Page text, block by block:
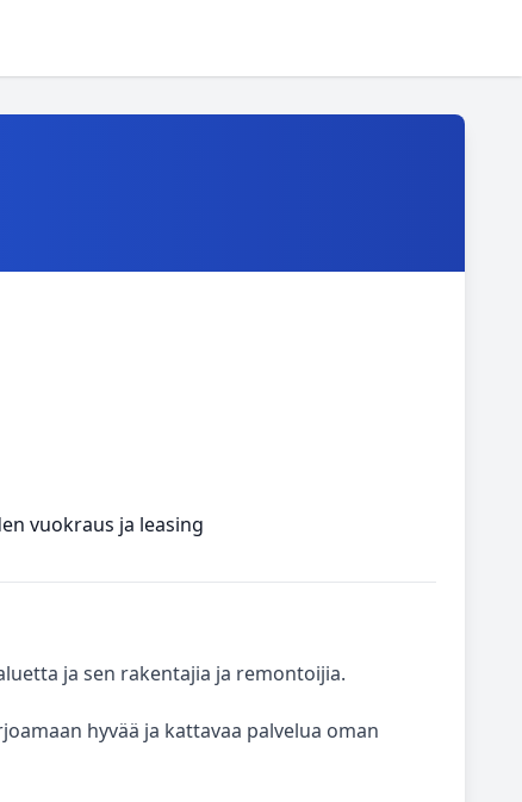
vuokraus ja leasing
ja sen rakentajia ja remontoijia.
hyvää ja kattavaa palvelua oman